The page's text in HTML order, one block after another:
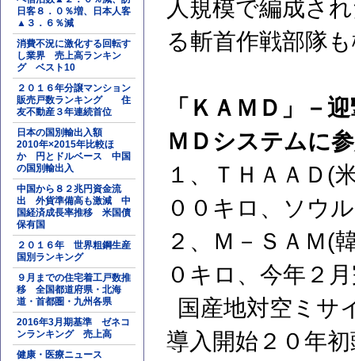
日客８．０％増、日本人客
▲３．６％減
消費不況に激化する回転す
し業界 売上高ランキン
グ ベスト10
２０１６年分譲マンション
販売戸数ランキング 住
友不動産３年連続首位
日本の国別輸出入額
2010年×2015年比較ほ
か 円とドルベース 中国
の国別輸出入
中国から８２兆円資金流
出 外貨準備高も激減 中
国経済成長率推移 米国債
保有国
２０１６年 世界粗鋼生産
国別ランキング
９月までの住宅着工戸数推
移 全国都道府県・北海
道・首都圏・九州各県
2016年3月期基準 ゼネコ
ンランキング 売上高
健康・医療ニュース
人規模で編成さ
る斬首作戦部隊
「ＫＡＭＤ」－
ＭＤシステムに
１、ＴＨＡＡＤ(
００キロ、ソウ
２、Ｍ－ＳＡＭ(
０キロ、今年
国産地対空ミサ
導入開始２０年